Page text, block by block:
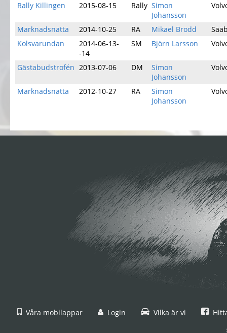
Rally Killingen 2015-08-15 Rally Simon
Johansson
Marknadsnatta 2014-10-25 RA Mikael Brodd
Kolsvarundan
2014-06-13-
-14
SM Björn Larsson
Gästabudstrofén 2013-07-06 DM
Simon
Johansson
Marknadsnatta 2012-10-27 RA
Simon
Johansson
Våra mobilappar Login Vilka är vi